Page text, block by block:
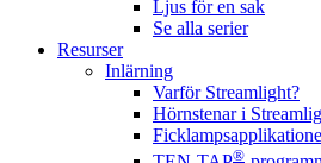
Ljus för en sak
Se alla serier
Resurser
Inlärning
Varför Streamlight?
Hörnstenar i
®